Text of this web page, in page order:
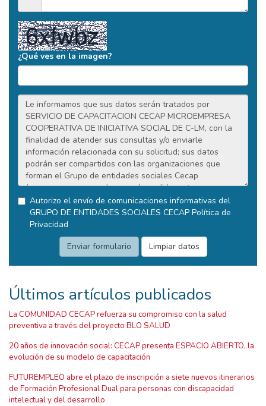
¿Qué ves en la imagen?
Autorizo el envío de comunicaciones informativas del
GRUPO DE ENTIDADES SOCIALES CECAP Política de
Privacidad
Últimos artículos publicados
La COMUNIDAD CECAP refuerza su compromiso con la salud
preventiva a través del proyecto BLO SALUD
20 años de innovación social: CECAP presenta ESPACIO ABIERTO, la
evolución de su modelo de capacitación
FUTUREMPLEO abre el plazo de inscripción a siete nuevos itinerarios
de Formación Profesional Dual para personas con discapacidad
intelectual y del desarrollo